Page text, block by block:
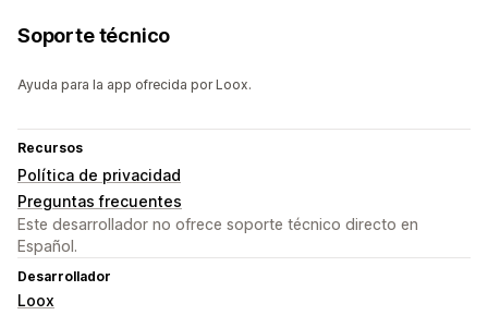
Soporte técnico
Ayuda para la app ofrecida por Loox.
Recursos
Política de privacidad
Preguntas frecuentes
Este desarrollador no ofrece soporte técnico directo en
Español.
Desarrollador
Loox